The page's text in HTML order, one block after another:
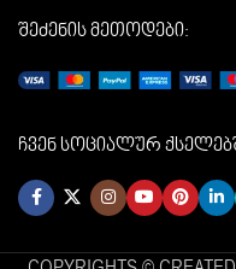
შეძენის მეთოდები:
ჩვენ სოციალურ